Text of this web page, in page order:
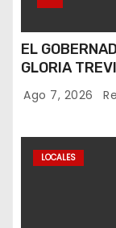
EL
GLORIA
Ago 7, 2026
LOCALES